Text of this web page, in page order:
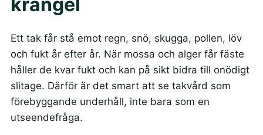
Ett tak får stå emot regn, snö, skugga, pollen, löv
och fukt år efter år. När mossa och alger får fäste
håller de kvar fukt och kan på sikt bidra till onödigt
slitage. Därför är det smart att se takvård som
förebyggande underhåll, inte bara som en
utseendefråga.